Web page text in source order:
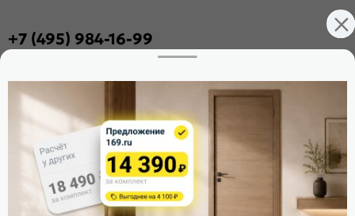
+7 (495) 984-16-99
Поделиться
Оцените магазин